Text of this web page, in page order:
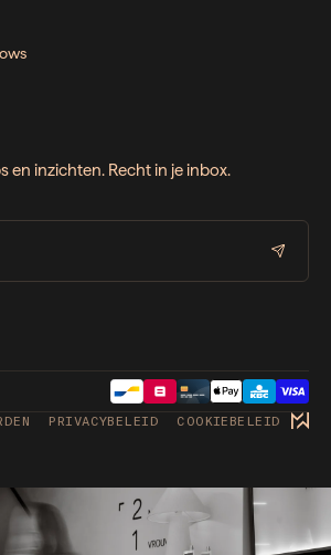
en inzichten. Recht in je inbox.
PRIVACYBELEID COOKIEBELEID